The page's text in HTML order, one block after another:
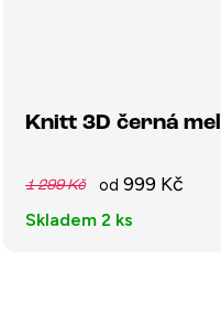
Knitt 3D černá
1 299 Kč od 999 Kč
Skladem 2 ks